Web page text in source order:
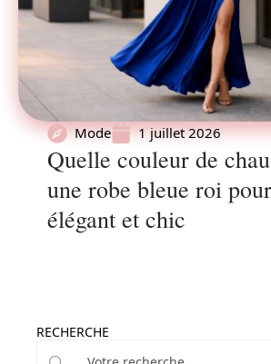
Mode 1 juillet 2026
Quelle couleur de
une robe bleue roi
élégant et chic
RECHERCHE